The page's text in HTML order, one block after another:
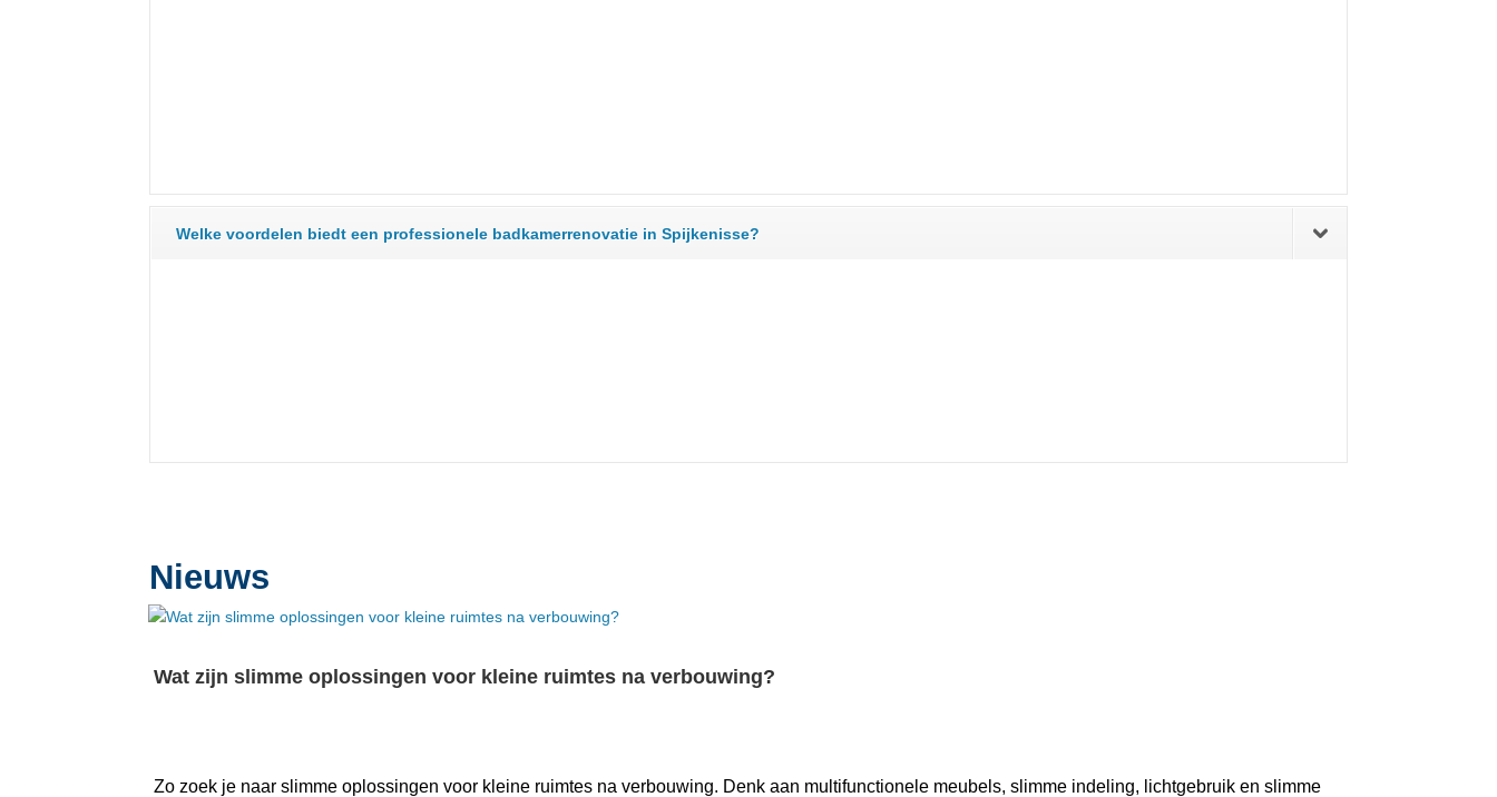
Welke voordelen biedt een professionele badkamerrenovatie in Spijkenisse?
Nieuws
Wat zijn slimme oplossingen voor kleine ruimtes na verbouwing?
Zo zoek je naar slimme oplossingen voor kleine ruimtes na verbouwing.​ Denk aan multifunctionele meubels, slimme indeling, lichtgebruik en slimme